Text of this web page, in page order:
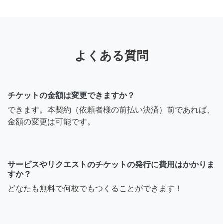
よくある質問
チケットの金額は変更できますか？
できます。本契約（依頼者様の前払い決済）前であれば、
金額の変更は可能です。
サービスやリクエストのチケットの発行に費用はかかりま
すか？
どなたも無料で何枚でもつくることができます！